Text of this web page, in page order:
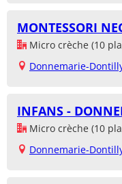
MONTESSORI
Micro crèche (10
Donnemarie-
INFANS -
Micro crèche (10
Donnemarie-